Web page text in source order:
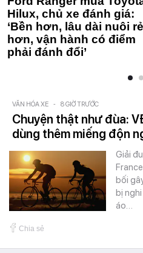
Hilux, chủ xe đánh giá:
‘Bền hơn, lâu dài nuôi rẻ
hơn, vận hành có điểm
phải đánh đổi’
VĂN HÓA XE - 8 GIỜ TRƯỚC
Chuyện thật như đùa:
dùng thêm miếng độn
Giải
bối
bị
áo…
Chia sẻ